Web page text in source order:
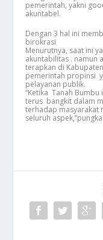
pemerintah, yakni
akuntabel.
Dengan 3 hal ini
birokrasi
Menurutnya, saat ini
akuntabilitas . namun
terapkan di
pemerintah propinsi
pelayanan publik.
“Ketika Tanah
terus bangkit dalam
terhadap masyarakat
seluruh